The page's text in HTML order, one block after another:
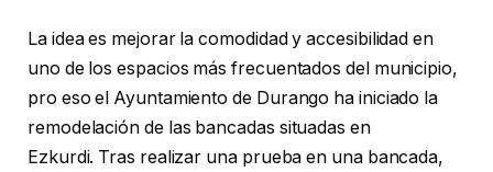
La idea es mejorar la comodidad y accesibilidad en
uno de los espacios más frecuentados del municipio,
pro eso el Ayuntamiento de Durango ha iniciado la
remodelación de las bancadas situadas en
Ezkurdi. Tras realizar una prueba en una bancada,